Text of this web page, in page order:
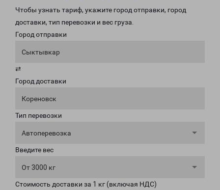
Чтобы узнать тариф, укажите город отправки, город
доставки, тип перевозки и вес груза.
Город отправки
Сыктывкар
⇄
Город доставки
Кореновск
Тип перевозки
Автоперевозка
Введите вес
От 3000 кг
Стоимость доставки за 1 кг (включая НДС)